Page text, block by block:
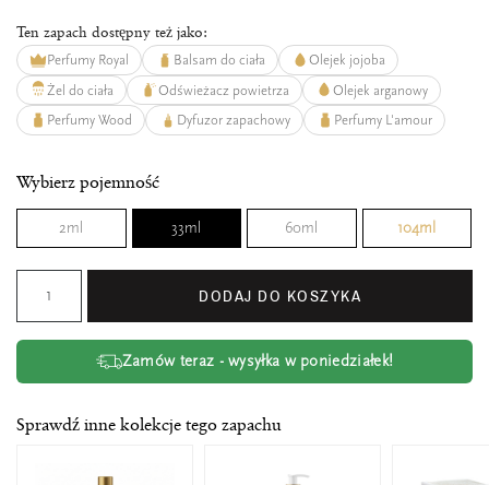
Ten zapach dostępny też jako:
Perfumy Royal Balsam do ciała
Olejek jojoba
Żel do ciała
Odświeżacz powietrza
Olejek arganowy
Perfumy Wood
Dyfuzor zapachowy Perfumy L'amour
Wybierz pojemność
2ml 33ml 60ml 104ml
DODAJ DO KOSZYKA
Zamów teraz - wysyłka w poniedziałek!
Sprawdź inne kolekcje tego zapachu